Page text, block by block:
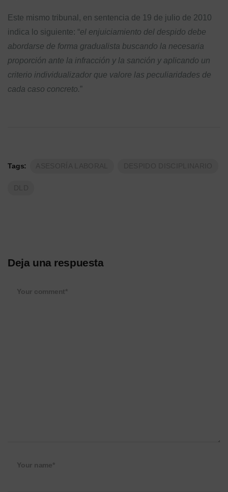
Este mismo tribunal, en sentencia de 19 de julio de 2010
indica lo siguiente: “el enjuiciamiento del despido debe
abordarse de forma gradualista buscando la necesaria
proporción ante la infracción y la sanción y aplicando un
criterio individualizador que valore las peculiaridades de
cada caso concreto.”
Tags:
Deja una respuesta
Your comment*
Your name*